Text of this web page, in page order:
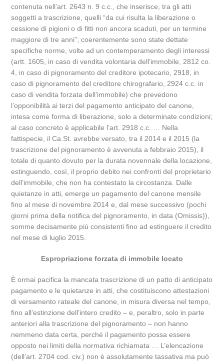
contenuta nell’art. 2643 n. 9 c.c., che inserisce, tra gli atti
soggetti a trascrizione, quelli “da cui risulta la liberazione o
cessione di pigioni o di fitti non ancora scaduti, per un termine
maggiore di tre anni”; coerentemente sono state dettate
specifiche norme, volte ad un contemperamento degli interessi
(artt. 1605, in caso di vendita volontaria dell’immobile, 2812 co.
4, in caso di pignoramento del creditore ipotecario, 2918, in
caso di pignoramento del creditore chirografario, 2924 c.c. in
caso di vendita forzata dell’immobile) che prevedono
l’opponibilità ai terzi del pagamento anticipato del canone,
intesa come forma di liberazione, solo a determinate condizioni;
al caso concreto è applicabile l’art. 2918 c.c. … Nella
fattispecie, il Ca.St. avrebbe versato, tra il 2014 e il 2015 (la
trascrizione del pignoramento è avvenuta a febbraio 2015), il
totale di quanto dovuto per la durata novennale della locazione,
estinguendo, così, il proprio debito nei confronti del proprietario
dell’immobile, che non ha contestato la circostanza. Dalle
quietanze in atti, emerge un pagamento del canone mensile
fino al mese di novembre 2014 e, dal mese successivo (pochi
giorni prima della notifica del pignoramento, in data (Omissis)),
somme decisamente più consistenti fino ad estinguere il credito
nel mese di luglio 2015.
Espropriazione forzata di immobile locato
È ormai pacifica la mancata trascrizione di un patto di anticipato
pagamento e le quietanze in atti, che costituiscono attestazioni
di versamento rateale del canone, in misura diversa nel tempo,
fino all’estinzione dell’intero credito – e, peraltro, solo in parte
anteriori alla trascrizione del pignoramento – non hanno
nemmeno data certa, perché il pagamento possa essere
opposto nei limiti della normativa richiamata … L’elencazione
(dell’art. 2704 cod. civ.) non è assolutamente tassativa ma può